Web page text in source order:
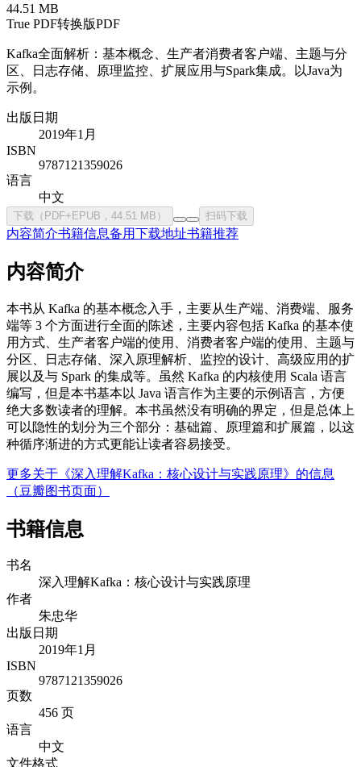
44.51 MB
True PDF转换版PDF
Kafka全面解析：基本概念、生产者消费者客户端、主题与分
区、日志存储、原理监控、扩展应用与Spark集成。以Java为
示例。
出版日期
2019年1月
ISBN
9787121359026
语言
中文
下载（PDF+EPUB，44.51 MB） 扫码下载
内容简介书籍信息备用下载地址书籍推荐
内容简介
本书从 Kafka 的基本概念入手，主要从生产端、消费端、服务
端等 3 个方面进行全面的陈述，主要内容包括 Kafka 的基本使
用方式、生产者客户端的使用、消费者客户端的使用、主题与
分区、日志存储、深入原理解析、监控的设计、高级应用的扩
展以及与 Spark 的集成等。虽然 Kafka 的内核使用 Scala 语言
编写，但是本书基本以 Java 语言作为主要的示例语言，方便
绝大多数读者的理解。本书虽然没有明确的界定，但是总体上
可以隐性的划分为三个部分：基础篇、原理篇和扩展篇，以这
种循序渐进的方式更能让读者容易接受。
更多关于《深入理解Kafka：核心设计与实践原理》的信息
（豆瓣图书页面）
书籍信息
书名
深入理解Kafka：核心设计与实践原理
作者
朱忠华
出版日期
2019年1月
ISBN
9787121359026
页数
456 页
语言
中文
文件格式